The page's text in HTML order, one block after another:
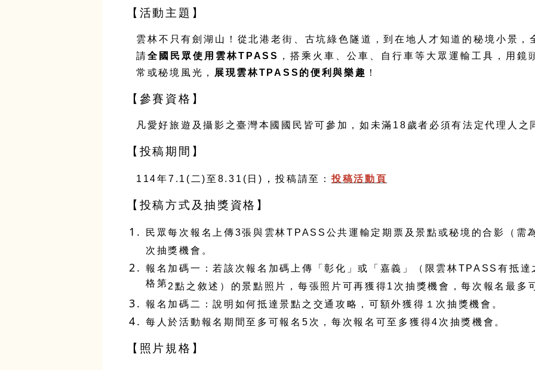
【活動主題】
雲林不只有劍湖山！從北港老街、古坑綠色隧道，到在地人才知道的秘境小景，
請全國民眾使用雲林TPASS
，搭乘火車、公車、自行車等大眾運輸工具，用
常或秘境風光，
展現雲林TPASS 的便利與樂趣 ！
【參賽資格】
凡愛好旅遊及攝影之臺灣本國國民皆可參加，如未滿 18 歲者必須有法定代理人之
【投稿期間】
114年7.1( 二)至 8.31( 日 ) ，投稿請至： 投稿活動頁
【投稿方式及抽獎資格】
民眾每次報名上傳3張與雲林TPASS 公共運輸定期票及景點或秘境的合影（需
次抽獎機會。
報名加碼一：若該次報名加碼上傳「彰化」或「嘉義」（限雲林TPASS有抵達
格第2點之敘述）的景點照片，每張照片可再獲得1 次抽獎機會，每次報名最多
報名加碼二：說明如何抵達景點之交通攻略，可額外獲得１次抽獎機會。
每人於活動報名期間至多可報名 5 次，每次報名可至多獲得4 次抽獎機會。
【照片規格】